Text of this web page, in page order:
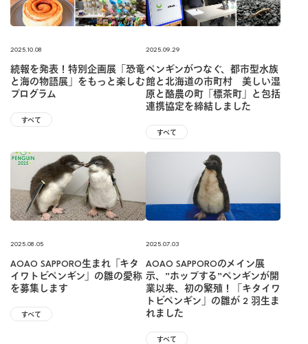
2025.10.08
続報を発表！特別企画展「恐竜
と海の物語展」をもっと楽しむ
プログラム
すべて
2025.09.29
ペンギンがつなぐ、都市型⽔族
館と北海道の市町村 美しい湿
原と酪農の町「標茶町」と包括
連携協定を締結しました
すべて
2025.08.05
AOAO SAPPORO生まれ「キタ
イワトビペンギン」の雛の愛称
を募集します
すべて
2025.07.03
AOAO SAPPOROのメイン展
⽰、”ホップする”ペンギンが開
業以来、初の繁殖！「キタイワ
トビペンギン」の雛が 2 ⽻⽣ま
れました
すべて